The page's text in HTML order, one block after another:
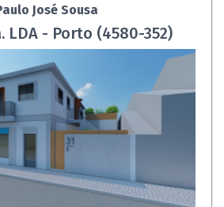
José Sousa
LDA - Porto (4580-352)